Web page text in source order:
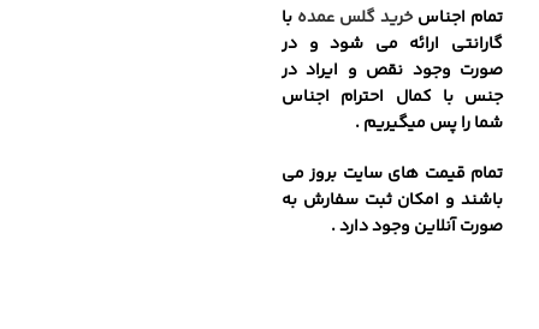
تمام اجناسخرید گلس عمده با
گارانتی ارائه می شود و در
صورت وجود نقص و ایراد در
جنس با کمال احترام اجناس
شما را پس میگیریم .
تمام قیمت های سایت بروز می
باشند و امکان ثبت سفارش به
صورت آنلاین وجود دارد .